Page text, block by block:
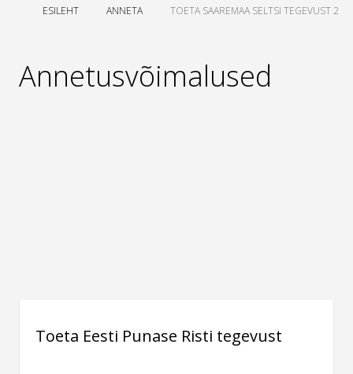
ESILEHT ANNETA TOETA SAAREMAA SELTSI TEGEVUST 2
Annetusvõimalused
Toeta Eesti Punase Risti tegevust